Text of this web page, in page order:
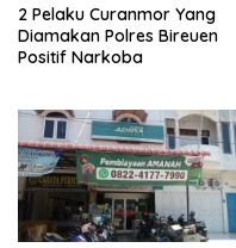
2 Pelaku Curanmor Yang
Diamakan Polres Bireuen
Positif Narkoba